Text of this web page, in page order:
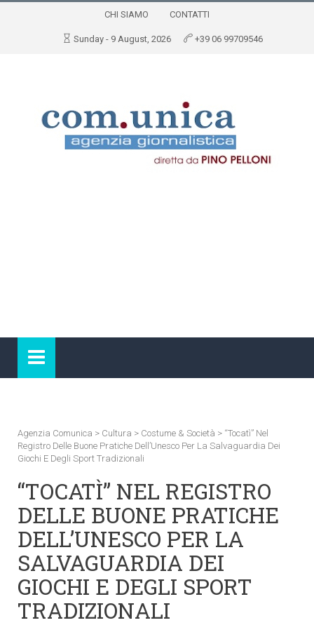
CHI SIAMO CONTATTI
Sunday - 9 August, 2026 +39 06 99709546
Agenzia Comunica > Cultura > Costume & Società > “Tocatì” Nel
Registro Delle Buone Pratiche Dell’Unesco Per La Salvaguardia Dei
Giochi E Degli Sport Tradizionali
“TOCATÌ” NEL REGISTRO
DELLE BUONE PRATICHE
DELL’UNESCO PER LA
SALVAGUARDIA DEI
GIOCHI E DEGLI SPORT
TRADIZIONALI